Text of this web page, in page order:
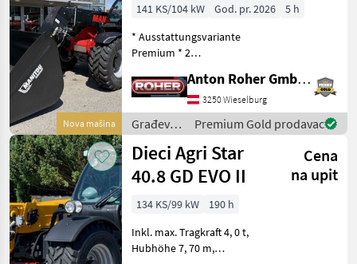
Nova mašina
141 KS/104 kW God. pr. 2026
5 h
* Ausstattungsvariante
Premium * 2
Schnellwechsler * hydr.
Geräteverriegelung * LED
Arbeitsscheinwerfer *
Klimaanlage mit Heizung *
Luftgefe
Anton Roher GmbH (ACA Center Roher)
3250 Wieselburg
Građevinski
strojevi /
Manitou
Premium Gold prodavac
Dieci Agri Star
40.8 GD EVO II
Cena
na upit
134 KS/99 kW
190 h
Inkl. max. Tragkraft 4, 0 t,
Hubhöhe 7, 70 m,